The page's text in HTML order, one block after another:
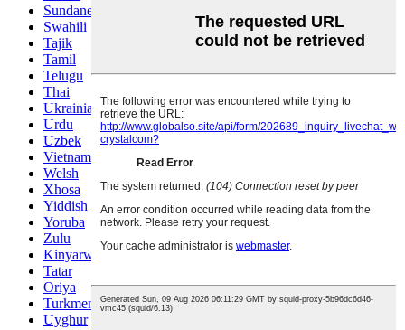
Sundanese
Swahili
Tajik
Tamil
Telugu
Thai
Ukrainian
Urdu
Uzbek
Vietnamese
Welsh
Xhosa
Yiddish
Yoruba
Zulu
Kinyarwanda
Tatar
Oriya
Turkmen
Uyghur